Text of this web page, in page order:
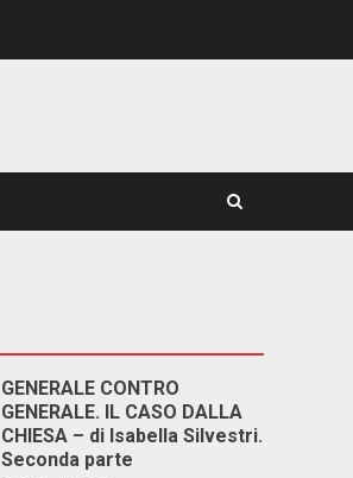
GENERALE CONTRO
GENERALE. IL CASO DALLA
CHIESA – di Isabella Silvestri.
Seconda parte